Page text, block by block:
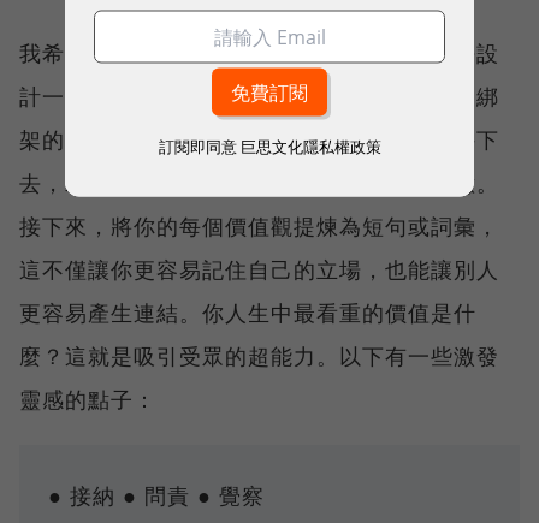
我希望善用這份禮物，與對未來的掌控權，去設
計一種以我想要的生活為核心、而不是被事業綁
架的人生。當你清楚了解自己的信念，請堅持下
去，承擔責任並堅定立場，即使其他人不同意。
接下來，將你的每個價值觀提煉為短句或詞彙，
這不僅讓你更容易記住自己的立場，也能讓別人
更容易產生連結。你人生中最看重的價值是什
麼？這就是吸引受眾的超能力。以下有一些激發
靈感的點子：
● 接納 ● 問責 ● 覺察
訂閱即同意 巨思文化隱私權政策